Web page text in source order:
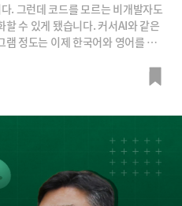
. 그런데 코드를 모르는 비개발자도
수 있게 됐습니다. 커서AI와 같은
정도는 이제 한국어와 영어를 써
간단한 프로그램을 개발할 수 있는